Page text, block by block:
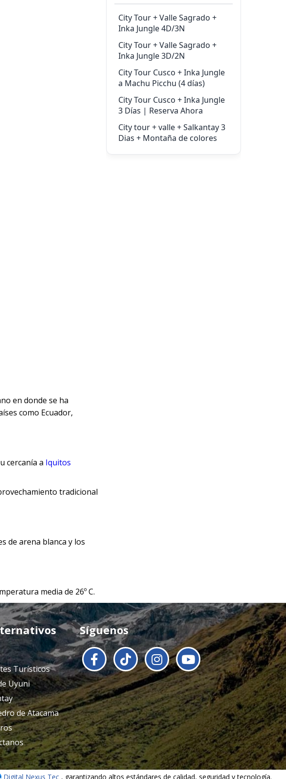
en donde se ha
como Ecuador,
cercanía a Iquitos
tradicional
de arena blanca y los
media de 26º C.
City Tour + Valle Sagrado +
Inka Jungle 4D/3N
City Tour + Valle Sagrado +
Inka Jungle 3D/2N
City Tour Cusco + Inka Jungle
a Machu Picchu (4 días)
City Tour Cusco + Inka Jungle
3 Días | Reserva Ahora
City tour + valle + Salkantay 3
Dias + Montaña de colores
Turísticos
Uyuni
de Atacama
Síguenos
Digital Nexus Tec , garantizando altos estándares de calidad, seguridad y tecnología.